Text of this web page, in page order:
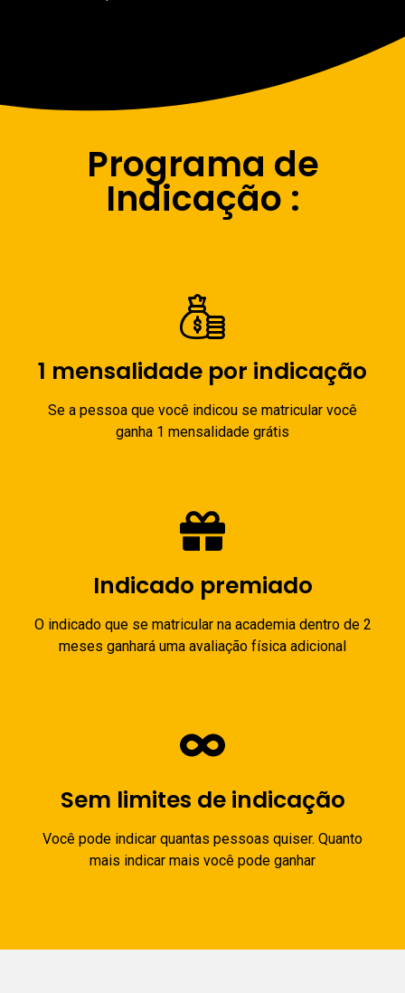
Programa de
Indicação :
1 mensalidade por indicação
Se a pessoa que você indicou se matricular você
ganha 1 mensalidade grátis
Indicado premiado
O indicado que se matricular na academia dentro de 2
meses ganhará uma avaliação física adicional
Sem limites de indicação
Você pode indicar quantas pessoas quiser. Quanto
mais indicar mais você pode ganhar